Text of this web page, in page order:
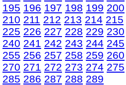
195 196 197 198 199 200
210 211 212 213 214 215
225 226 227 228 229 230
240 241 242 243 244 245
255 256 257 258 259 260
270 271 272 273 274 275
285 286 287 288 289